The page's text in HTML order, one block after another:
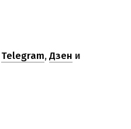
Telegram,Дзен и